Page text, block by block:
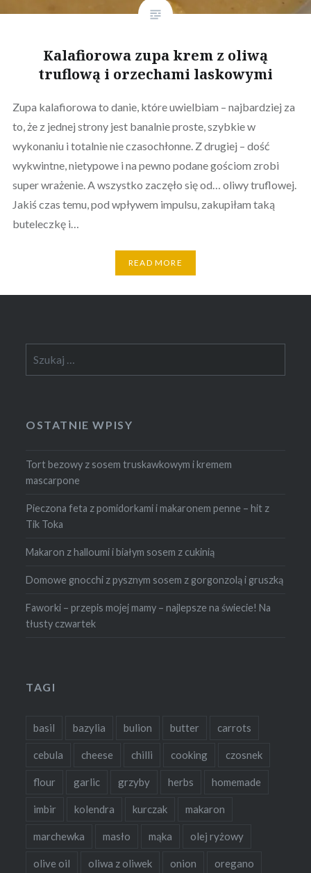
Kalafiorowa zupa krem z oliwą
truflową i orzechami laskowymi
Zupa kalafiorowa to danie, które uwielbiam – najbardziej za
to, że z jednej strony jest banalnie proste, szybkie w
wykonaniu i totalnie nie czasochłonne. Z drugiej – dość
wykwintne, nietypowe i na pewno podane gościom zrobi
super wrażenie. A wszystko zaczęło się od… oliwy truflowej.
Jakiś czas temu, pod wpływem impulsu, zakupiłam taką
buteleczkę i…
READ MORE
OSTATNIE WPISY
Tort bezowy z sosem truskawkowym i kremem
mascarpone
Pieczona feta z pomidorkami i makaronem penne – hit z
Tik Toka
Makaron z halloumi i białym sosem z cukinią
Domowe gnocchi z pysznym sosem z gorgonzolą i gruszką
Faworki – przepis mojej mamy – najlepsze na świecie! Na
tłusty czwartek
TAGI
basil bazylia bulion butter carrots
cebula cheese chilli cooking czosnek
flour garlic grzyby herbs homemade
imbir kolendra kurczak makaron
marchewka masło mąka olej ryżowy
olive oil oliwa z oliwek onion oregano